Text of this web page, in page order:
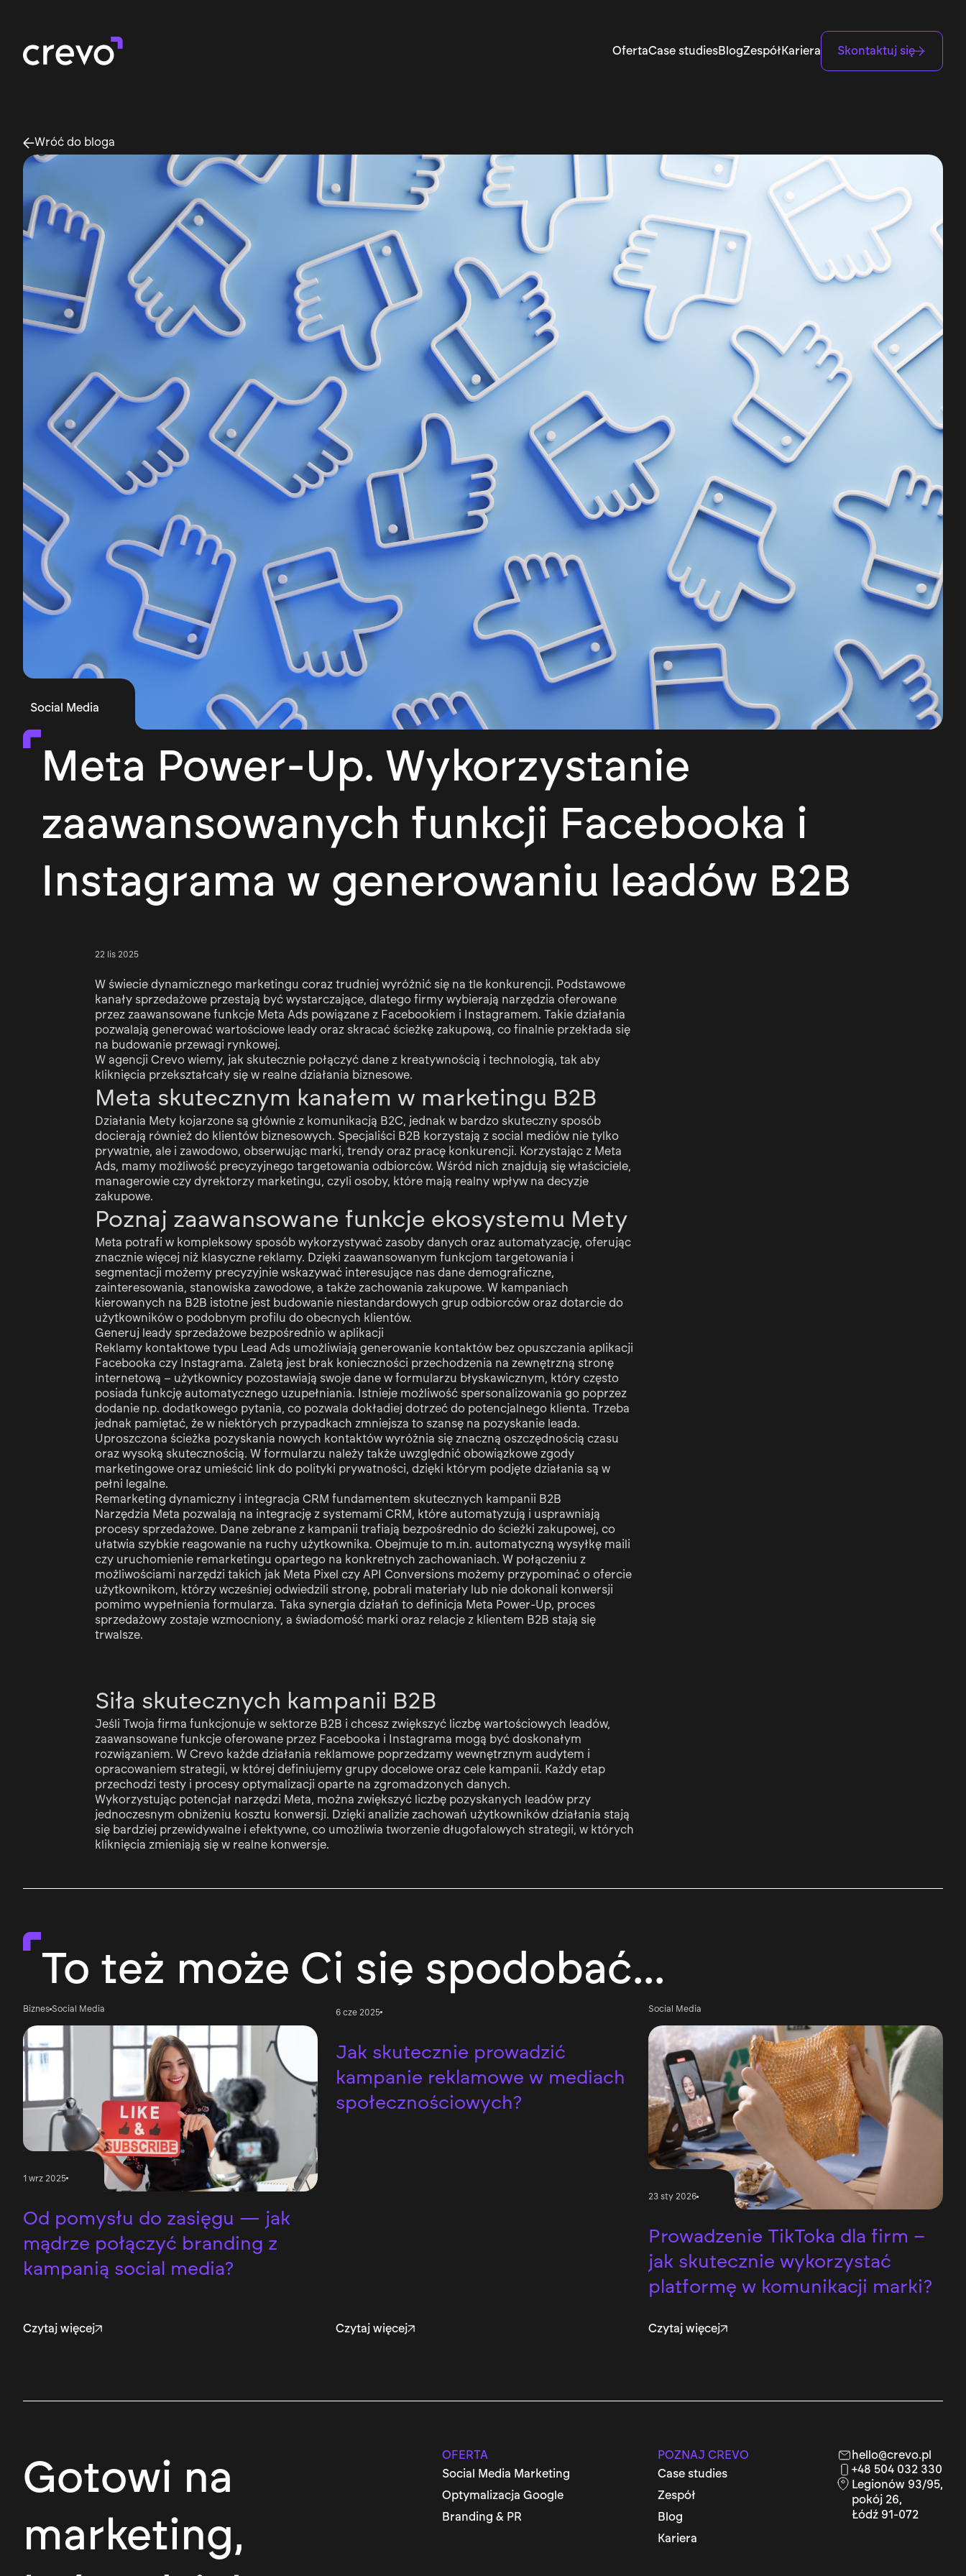
OfertaCase studiesBlogZespółKariera Skontaktuj się
Wróć do bloga
Meta Power-Up. Wykorzystanie
zaawansowanych funkcji Facebooka i
Instagrama w generowaniu leadów B2B
Social Media
22 lis 2025
W świecie dynamicznego marketingu coraz trudniej wyróżnić się na tle konkurencji. Podstawowe
kanały sprzedażowe przestają być wystarczające, dlatego firmy wybierają narzędzia oferowane
przez zaawansowane funkcje Meta Ads powiązane z Facebookiem i Instagramem. Takie działania
pozwalają generować wartościowe leady oraz skracać ścieżkę zakupową, co finalnie przekłada się
na budowanie przewagi rynkowej.
W agencji Crevo wiemy, jak skutecznie połączyć dane z kreatywnością i technologią, tak aby
kliknięcia przekształcały się w realne działania biznesowe.
Meta skutecznym kanałem w marketingu B2B
Działania Mety kojarzone są głównie z komunikacją B2C, jednak w bardzo skuteczny sposób
docierają również do klientów biznesowych. Specjaliści B2B korzystają z social mediów nie tylko
prywatnie, ale i zawodowo, obserwując marki, trendy oraz pracę konkurencji. Korzystając z Meta
Ads, mamy możliwość precyzyjnego targetowania odbiorców. Wśród nich znajdują się właściciele,
managerowie czy dyrektorzy marketingu, czyli osoby, które mają realny wpływ na decyzje
zakupowe.
Poznaj zaawansowane funkcje ekosystemu Mety
Meta potrafi w kompleksowy sposób wykorzystywać zasoby danych oraz automatyzację, oferując
znacznie więcej niż klasyczne reklamy. Dzięki zaawansowanym funkcjom targetowania i
segmentacji możemy precyzyjnie wskazywać interesujące nas dane demograficzne,
zainteresowania, stanowiska zawodowe, a także zachowania zakupowe. W kampaniach
kierowanych na B2B istotne jest budowanie niestandardowych grup odbiorców oraz dotarcie do
użytkowników o podobnym profilu do obecnych klientów.
Generuj leady sprzedażowe bezpośrednio w aplikacji
Reklamy kontaktowe typu Lead Ads umożliwiają generowanie kontaktów bez opuszczania aplikacji
Facebooka czy Instagrama. Zaletą jest brak konieczności przechodzenia na zewnętrzną stronę
internetową – użytkownicy pozostawiają swoje dane w formularzu błyskawicznym, który często
posiada funkcję automatycznego uzupełniania. Istnieje możliwość spersonalizowania go poprzez
dodanie np. dodatkowego pytania, co pozwala dokładiej dotrzeć do potencjalnego klienta. Trzeba
jednak pamiętać, że w niektórych przypadkach zmniejsza to szansę na pozyskanie leada.
Uproszczona ścieżka pozyskania nowych kontaktów wyróżnia się znaczną oszczędnością czasu
oraz wysoką skutecznością. W formularzu należy także uwzględnić obowiązkowe zgody
marketingowe oraz umieścić link do polityki prywatności, dzięki którym podjęte działania są w
pełni legalne.
Remarketing dynamiczny i integracja CRM fundamentem skutecznych kampanii B2B
Narzędzia Meta pozwalają na integrację z systemami CRM, które automatyzują i usprawniają
procesy sprzedażowe. Dane zebrane z kampanii trafiają bezpośrednio do ścieżki zakupowej, co
ułatwia szybkie reagowanie na ruchy użytkownika. Obejmuje to m.in. automatyczną wysyłkę maili
czy uruchomienie remarketingu opartego na konkretnych zachowaniach. W połączeniu z
możliwościami narzędzi takich jak Meta Pixel czy API Conversions możemy przypominać o ofercie
użytkownikom, którzy wcześniej odwiedzili stronę, pobrali materiały lub nie dokonali konwersji
pomimo wypełnienia formularza. Taka synergia działań to definicja Meta Power-Up, proces
sprzedażowy zostaje wzmocniony, a świadomość marki oraz relacje z klientem B2B stają się
trwalsze.
Siła skutecznych kampanii B2B
Jeśli Twoja firma funkcjonuje w sektorze B2B i chcesz zwiększyć liczbę wartościowych leadów,
zaawansowane funkcje oferowane przez Facebooka i Instagrama mogą być doskonałym
rozwiązaniem. W Crevo każde działania reklamowe poprzedzamy wewnętrznym audytem i
opracowaniem strategii, w której definiujemy grupy docelowe oraz cele kampanii. Każdy etap
przechodzi testy i procesy optymalizacji oparte na zgromadzonych danych.
Wykorzystując potencjał narzędzi Meta, można zwiększyć liczbę pozyskanych leadów przy
jednoczesnym obniżeniu kosztu konwersji. Dzięki analizie zachowań użytkowników działania stają
się bardziej przewidywalne i efektywne, co umożliwia tworzenie długofalowych strategii, w których
kliknięcia zmieniają się w realne konwersje.
To też może Ci się spodobać...
Biznes Social Media
1 wrz 2025
Od pomysłu do zasięgu — jak
mądrze połączyć branding z
kampanią social media?
Czytaj więcej
Social Media
6 cze 2025
Jak skutecznie prowadzić
kampanie reklamowe w mediach
społecznościowych?
Czytaj więcej
Social Media
23 sty 2026
Prowadzenie TikToka dla firm –
jak skutecznie wykorzystać
platformę w komunikacji marki?
Czytaj więcej
Gotowi na
marketing,
OFERTA
Social Media Marketing
Optymalizacja Google
Branding & PR
POZNAJ CREVO
Case studies
Zespół
Blog
Kariera
hello@crevo.pl
+48 504 032 330
Legionów 93/95,
pokój 26,
Łódź 91-072